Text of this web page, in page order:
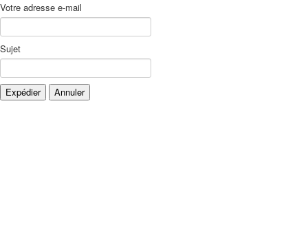
Votre adresse e-mail
Sujet
Expédier Annuler